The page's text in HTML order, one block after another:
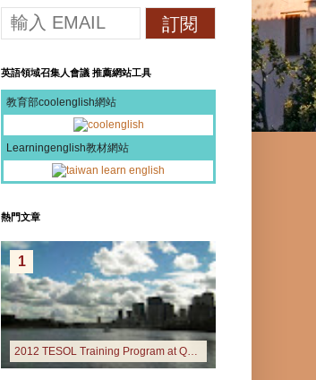
英語領域召集人會議 推薦網站工具
教育部coolenglish網站
Learningenglish教材網站
熱門文章
2012 TESOL Training Program at Queensland University of Technology
1